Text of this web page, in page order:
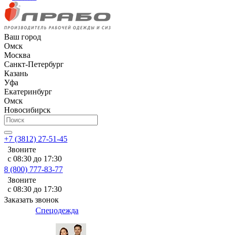
Ваш город
Омск
Москва
Санкт-Петербург
Казань
Уфа
Екатеринбург
Омск
Новосибирск
+7 (3812) 27-51-45
Звоните
с 08:30 до 17:30
8 (800) 777-83-77
Звоните
с 08:30 до 17:30
Заказать звонок
Спецодежда